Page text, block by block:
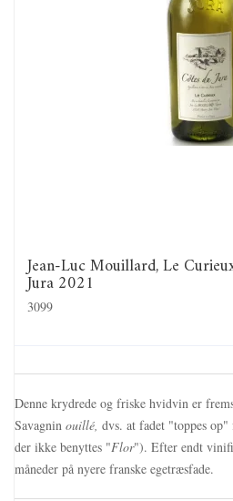
Jean-Luc Mouillard, Le
Jura 2021
3099
Denne krydrede og friske hvidvin er
Savagnin ouillé, dvs. at fadet "toppes
der ikke benyttes "Flor"). Efter endt
måneder på nyere franske egetræsfade.